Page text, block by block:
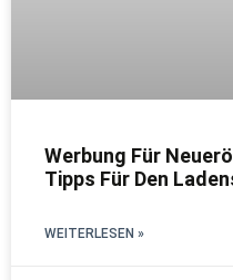
Werbung Für
Tipps Für Den
WEITERLESEN »